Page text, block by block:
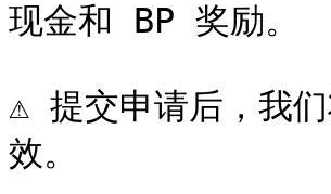
现金和 BP 奖励。
⚠️ 提交申请后，我
效。